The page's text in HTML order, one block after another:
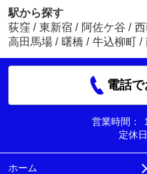
駅から探す
荻窪 / 東新宿 / 阿佐ケ谷 /
高田馬場 / 曙橋 / 牛込柳町 /
電話
営業時間：
定休日
ホーム